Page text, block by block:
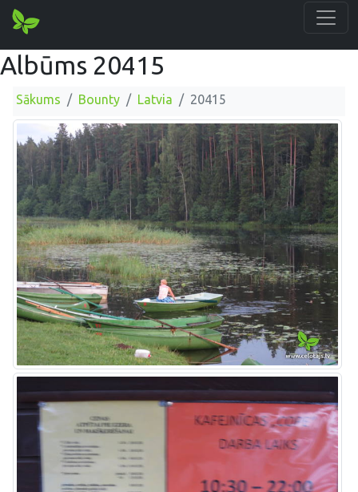
Albūms 20415
Sākums Bounty Latvia 20415